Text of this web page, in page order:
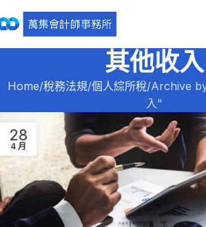
其他收入
Home 稅務法規 個人綜所稅 Archive
入"
28
4 月